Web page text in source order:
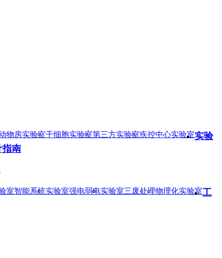
物房实验室干细胞实验室第三方实验室疾控中心实验室实验
指南
室智能系统实验室强电弱电实验室三废处理物理化实验室工